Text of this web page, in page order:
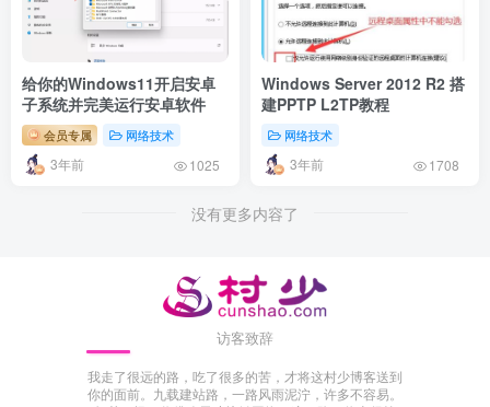
给你的Windows11开启安卓
子系统并完美运行安卓软件
会员专属 网络技术
3年前 1025
Windows Server 2012 R2 搭
建PPTP L2TP教程
网络技术
3年前 1708
没有更多内容了
访客致辞
我走了很远的路，吃了很多的苦，才将这村少博客送到
你的面前。九载建站路，一路风雨泥泞，许多不容易。